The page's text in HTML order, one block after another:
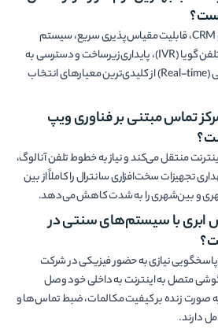
یکپارچه‌سازی کامل با سیستم CRM، قابلیت مقیاس‌پذیری سریع، سیستم
مسیریابی هوشمند تماس و تلفن گویا (IVR)، پایداری زیرساخت و دسترسی به
گزارش‌های تحلیلی زمان واقعی (Real-time) از کلیدی‌ترین معیارهای انتخاب
مرکز تماس مبتنی بر فناوری ویپ
اینترنت منتقل می‌کند و نیاز به خطوط تلفن آنالوگ،
تجهیزات سخت‌افزاری سانترال را کاملاً از بین
و بین‌شهری را به شدت کاهش می‌دهد.
ابری با سیستم‌های سنتی در
پاسخگویی نیازی به حضور فیزیکی در شرکت
گوشی متصل به اینترنت به داخلی خود وصل
صورت زنده بر کیفیت مکالمات، ضبط تماس‌ها و
دارند.